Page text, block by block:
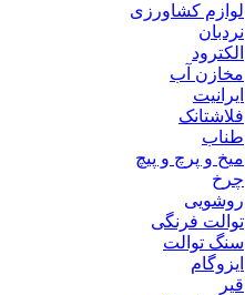
لوازم کشاورزی
نردبان
الکترود
مخازن آب
ایرانیت
فلاشتانک
طناب
میخ و پرچ و پیچ
چرخ
روشویی
توالت فرنگی
سنگ توالت
ایزوگام
قیر